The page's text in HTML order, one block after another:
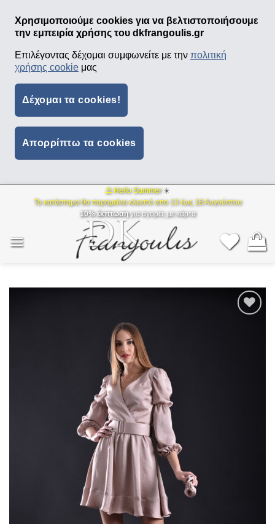
Χρησιμοποιούμε cookies για να βελτιστοποιήσουμε
την εμπειρία χρήσης του dkfrangoulis.gr
Επιλέγοντας δέχομαι συμφωνείτε με την πολιτική
χρήσης cookie μας
Δέχομαι τα cookies!
Απορρίπτω τα cookies
⛱ Hello Summer ☀️
Το κατάστημα θα παραμείνει κλειστό απο 13 έως 18 Αυγούστου
10% έκπτωσηγια αγορές με κάρτα